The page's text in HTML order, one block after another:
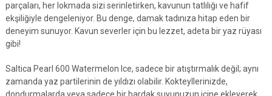
parçaları, her lokmada sizi serinletirken, kavunun tatlılığı ve hafif
ekşiliğiyle dengeleniyor. Bu denge, damak tadınıza hitap eden bir
deneyim sunuyor. Kavun severler için bu lezzet, adeta bir yaz rüyası
gibi!
Saltica Pearl 600 Watermelon Ice, sadece bir atıştırmalık değil; aynı
zamanda yaz partilerinin de yıldızı olabilir. Kokteyllerinizde,